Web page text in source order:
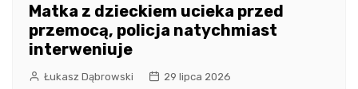
Matka z dzieckiem ucieka przed
przemocą, policja natychmiast
interweniuje
Łukasz Dąbrowski 29 lipca 2026